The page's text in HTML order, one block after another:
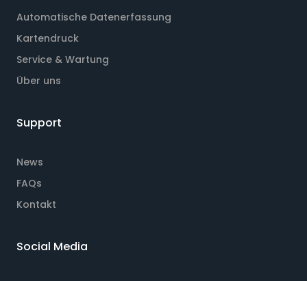
Automatische Datenerfassung
Kartendruck
Service & Wartung
Über uns
Support
News
FAQs
Kontakt
Social Media